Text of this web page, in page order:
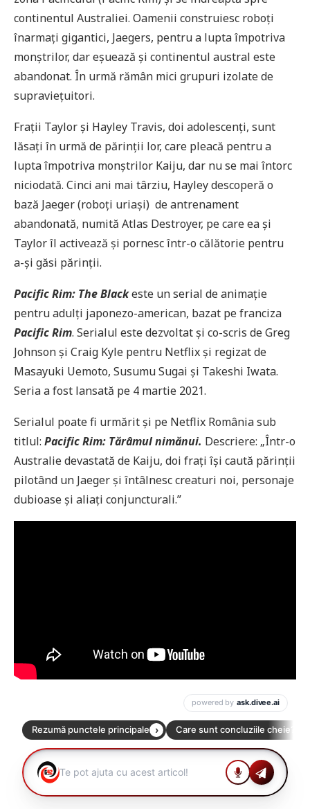
continentul Australiei. Oamenii construiesc roboți
înarmați gigantici, Jaegers, pentru a lupta împotriva
monștrilor, dar eșuează și continentul austral este
abandonat. În urmă rămân mici grupuri izolate de
supraviețuitori.
Frații Taylor și Hayley Travis, doi adolescenți, sunt
lăsați în urmă de părinții lor, care pleacă pentru a
lupta împotriva monștrilor Kaiju, dar nu se mai întorc
niciodată. Cinci ani mai târziu, Hayley descoperă o
bază Jaeger (roboți uriași) de antrenament
abandonată, numită Atlas Destroyer, pe care ea și
Taylor îl activează și pornesc într-o călătorie pentru
a-și găsi părinții.
Pacific Rim: The Blackeste un serial de animație
pentru adulți japonezo-american, bazat pe franciza
Pacific Rim. Serialul este dezvoltat și co-scris de Greg
Johnson și Craig Kyle pentru Netflix și regizat de
Masayuki Uemoto, Susumu Sugai și Takeshi Iwata.
Seria a fost lansată pe 4 martie 2021.
Serialul poate fi urmărit și pe Netflix România sub
titlul: Pacific Rim: Tărâmul nimănui. Descriere: „Într-o
Australie devastată de Kaiju, doi frați își caută părinții
pilotând un Jaeger și întâlnesc creaturi noi, personaje
dubioase și aliați conjuncturali.”